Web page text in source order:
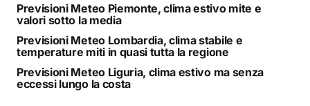
Previsioni Meteo Piemonte, clima estivo mite e
valori sotto la media
Previsioni Meteo Lombardia, clima stabile e
temperature miti in quasi tutta la regione
Previsioni Meteo Liguria, clima estivo ma senza
eccessi lungo la costa